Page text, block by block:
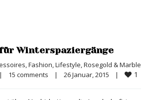
Winterspaziergänge
, Fashion, Lifestyle, Rosegold & Marble
| 15 comments | 26 Januar, 2015 | 1